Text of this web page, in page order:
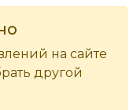
на сайте
другой